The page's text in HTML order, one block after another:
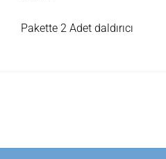
Pakette 2 Adet daldırıcı